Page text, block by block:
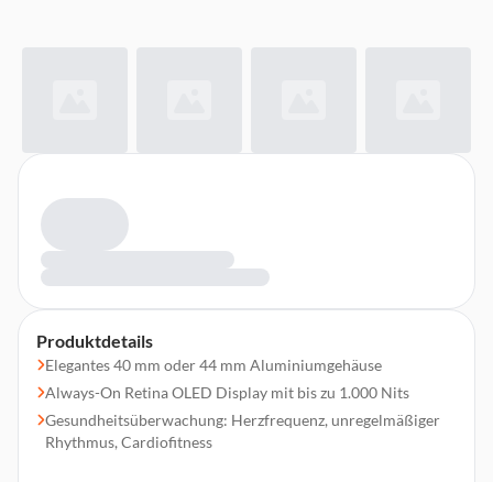
Produktdetails
Elegantes 40 mm oder 44 mm Aluminiumgehäuse
Always-On Retina OLED Display mit bis zu 1.000 Nits
Gesundheitsüberwachung: Herzfrequenz, unregelmäßiger
Rhythmus, Cardiofitness